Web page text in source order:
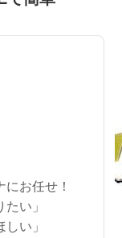
お任せ！
い」
い」